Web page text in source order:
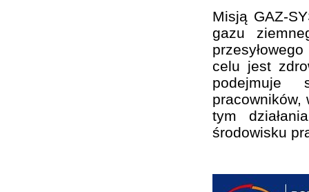
Misją GAZ-
gazu
celu jest
podejmuje
pracowników,
tym
środowisku